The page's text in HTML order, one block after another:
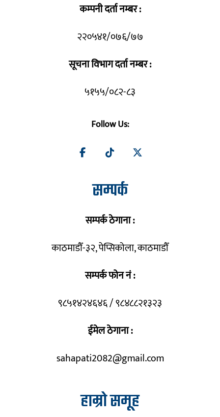
कम्पनी दर्ता नम्बर :
२२०५४१/०७६/७७
सूचना विभाग दर्ता नम्बर :
५१५५/०८२-८३
Follow Us:
सम्पर्क
सम्पर्क ठेगाना :
काठमाडौँ-३२, पेप्सिकोला, काठमाडौँ
सम्पर्क फोन नं :
९८५१४२४६४६ / ९८४८८२१३२३
ईमेल ठेगाना :
sahapati2082@gmail.com
हाम्रो समूह